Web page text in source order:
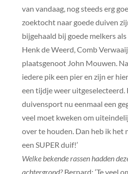
van vandaag, nog steeds erg
zoektocht naar goede duiven
bijgehaald bij goede melkers
Henk de Weerd, Comb
plaatsgenoot John Mouwen.
iedere pik een pier en zijn er
een tijdje weer uitgeselecteerd.
duivensport nu eenmaal een
veel moet kweken om
over te houden. Dan heb ik het
een SUPER duif!’
Welke bekende rassen hadden
achtergrond?Bernard: ‘Te veel